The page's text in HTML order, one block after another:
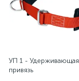
УП 1 - Удерживающая
привязь